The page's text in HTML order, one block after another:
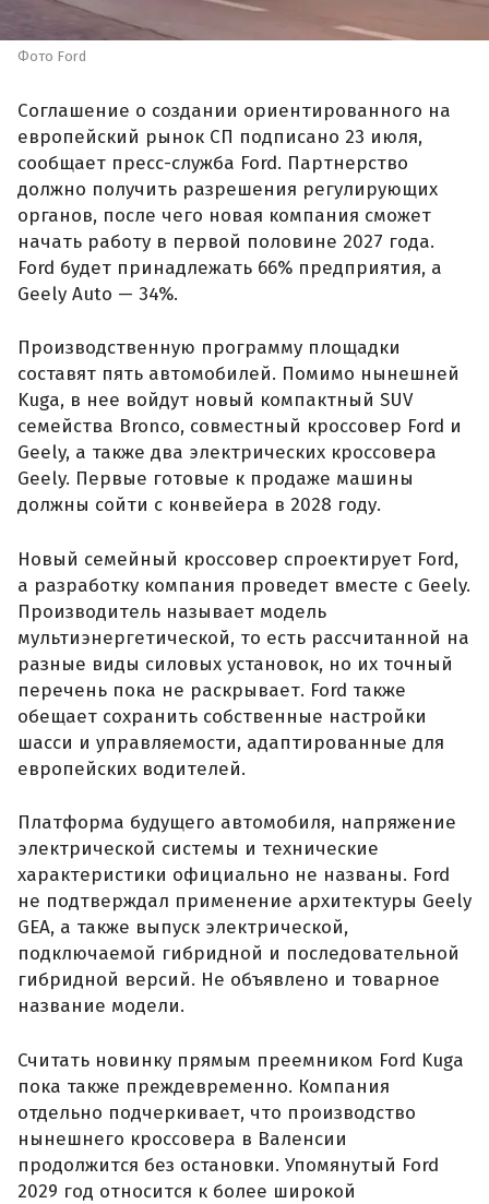
Фото Ford
Соглашение о создании ориентированного на
европейский рынок СП подписано 23 июля,
сообщает пресс-служба Ford. Партнерство
должно получить разрешения регулирующих
органов, после чего новая компания сможет
начать работу в первой половине 2027 года.
Ford будет принадлежать 66% предприятия, а
Geely Auto — 34%.
Производственную программу площадки
составят пять автомобилей. Помимо нынешней
Kuga, в нее войдут новый компактный SUV
семейства Bronco, совместный кроссовер Ford и
Geely, а также два электрических кроссовера
Geely. Первые готовые к продаже машины
должны сойти с конвейера в 2028 году.
Новый семейный кроссовер спроектирует Ford,
а разработку компания проведет вместе с Geely.
Производитель называет модель
мультиэнергетической, то есть рассчитанной на
разные виды силовых установок, но их точный
перечень пока не раскрывает. Ford также
обещает сохранить собственные настройки
шасси и управляемости, адаптированные для
европейских водителей.
Платформа будущего автомобиля, напряжение
электрической системы и технические
характеристики официально не названы. Ford
не подтверждал применение архитектуры Geely
GEA, а также выпуск электрической,
подключаемой гибридной и последовательной
гибридной версий. Не объявлено и товарное
название модели.
Считать новинку прямым преемником Ford Kuga
пока также преждевременно. Компания
отдельно подчеркивает, что производство
нынешнего кроссовера в Валенсии
продолжится без остановки. Упомянутый Ford
2029 год относится к более широкой